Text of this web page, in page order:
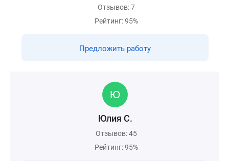
Отзывов: 7
Рейтинг: 95%
Предложить работу
Юлия С.
Отзывов: 45
Рейтинг: 95%